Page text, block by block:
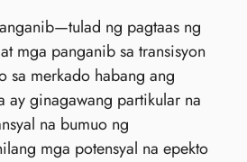
ng pagtaas ng
mga panganib sa transisyon
sa merkado habang ang
ginagawang partikular na
na bumuo ng
mga potensyal na epekto